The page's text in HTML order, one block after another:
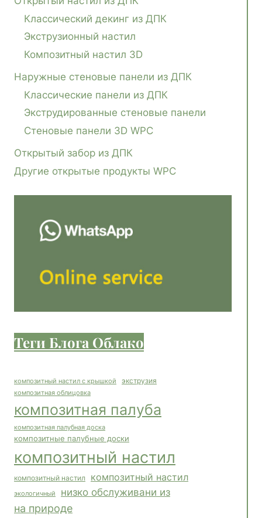
Классический декинг из ДПК
Экструзионный настил
Композитный настил 3D
Наружные стеновые панели из ДПК
Классические панели из ДПК
Экструдированные стеновые панели
Стеновые панели 3D WPC
Открытый забор из ДПК
Другие открытые продукты WPC
Теги Блога Облако
композитный настил с крышкой экструзия
композитная облицовка
композитная палуба
композитная палубная доска
композитные палубные доски
композитный настил
композитный настил композитный настил
экологичный низко обслуживани из
на природе